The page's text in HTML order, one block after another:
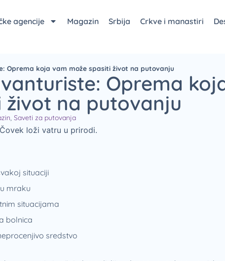
agencije Magazin Srbija Crkve i manastiri
Oprema koja vam može spasiti život na putovanju
Oprema
život na putovanju
, Saveti za putovanja
situaciji
mraku
situacijama
bolnica
sredstvo